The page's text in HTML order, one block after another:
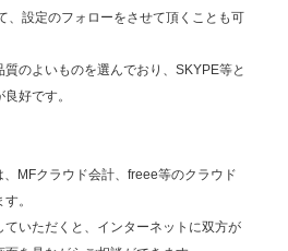
、設定のフォローをさせて頂くことも可
のよいものを選んでおり、SKYPE等と
好です。
MFクラウド会計、freee等のクラウド
。
いただくと、インターネットに双方が